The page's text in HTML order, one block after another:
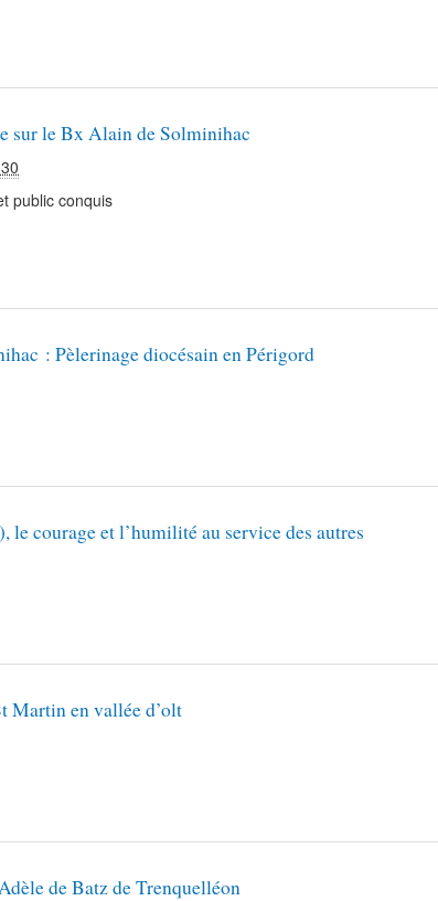
sur le Bx Alain de Solminihac
public conquis
: Pèlerinage diocésain en Périgord
courage et l’humilité au service des autres
Martin en vallée d’olt
de Batz de Trenquelléon